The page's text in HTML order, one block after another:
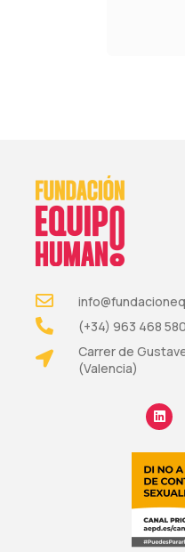
(+34) 963 468 580
Carrer de
(Valencia)